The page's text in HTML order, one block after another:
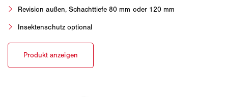
Revision außen, Schachttiefe 80 mm oder 120 mm
Insektenschutz optional